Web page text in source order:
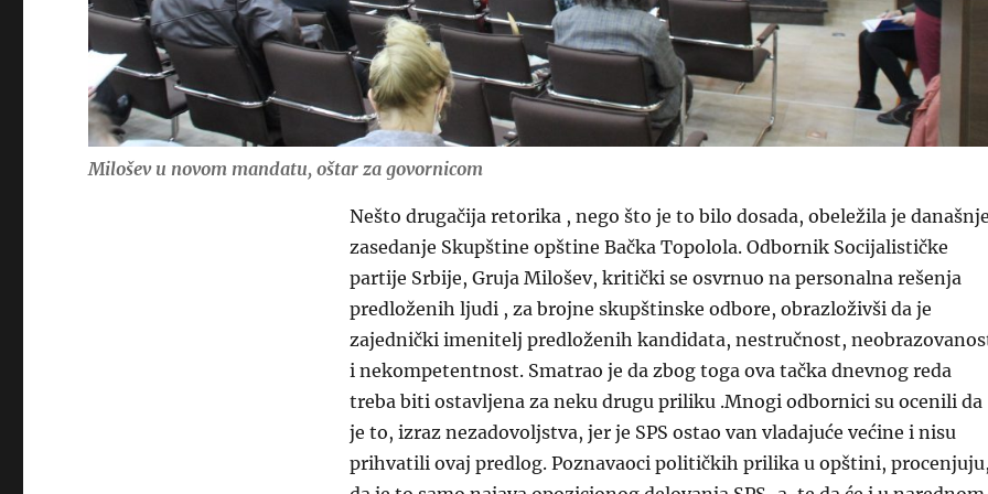
Milošev u novom mandatu, oštar za govornicom
Nešto drugačija retorika , nego što je to bilo dosada, obeležila je današnje
zasedanje Skupštine opštine Bačka Topolola. Odbornik Socijalističke
partije Srbije, Gruja Milošev, kritički se osvrnuo na personalna rešenja
predloženih ljudi , za brojne skupštinske odbore, obrazloživši da je
zajednički imenitelj predloženih kandidata, nestručnost,
i nekompetentnost. Smatrao je da zbog toga ova tačka dnevnog reda
treba biti ostavljena za neku drugu priliku .Mnogi odbornici su ocenili da
je to, izraz nezadovoljstva, jer je SPS ostao van vladajuće većine i nisu
prihvatili ovaj predlog. Poznavaoci političkih prilika u opštini, procenjuju,